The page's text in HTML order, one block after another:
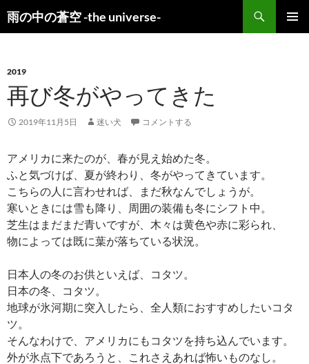
雨の中の蒼空 -the universe-
索
ン
ツ
へ
キ
プ
2019
再び冬がやってきた
2019年11月5日 迷い犬 コメントする
アメリカに来たのが、春が見え始めた冬。
ふと気づけば、夏が終わり、冬がやってきています。
こちらの人に言わせれば、まだ秋なんでしょうが。
寒いときには雪も降り、周囲の装備も冬にシフト中。
芝生はまだまだ青いですが、木々は黄色や赤に彩られ、
物によっては既に葉が落ちている状況。
日本人の冬のお供といえば、コタツ。
日本の冬、コタツ。
地球が氷河期に突入したら、全人類におすすめしたいコタ
ツ。
そんなわけで、アメリカにもコタツを持ち込んでいます。
外が氷点下であろうと、これさえあれば怖いものなし。